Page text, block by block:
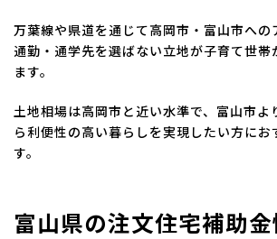
万葉線や県道を通じて高岡市・富山市への
通勤・通学先を選ばない立地が子育て世帯
ます。
土地相場は高岡市と近い水準で、富山市よ
ら利便性の高い暮らしを実現したい方にお
す。
富山県の注文住宅補助